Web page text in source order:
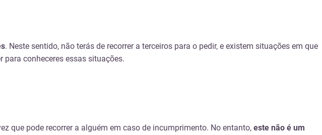
. Neste sentido, não terás de recorrer a terceiros para o pedir, e existem situações em que
para conheceres essas situações.
que pode recorrer a alguém em caso de incumprimento. No entanto, este não é um